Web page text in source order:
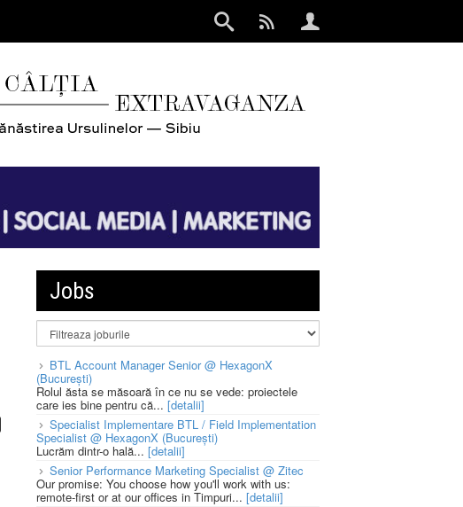
Jobs
BTL Account Manager Senior @ HexagonX
(București)
Rolul ăsta se măsoară în ce nu se vede: proiectele
care ies bine pentru că... [detalii]
Specialist Implementare BTL / Field Implementation
Specialist @ HexagonX (București)
Lucrăm dintr-o hală... [detalii]
Senior Performance Marketing Specialist @ Zitec
Our promise: You choose how you'll work with us:
remote-first or at our offices in Timpuri... [detalii]